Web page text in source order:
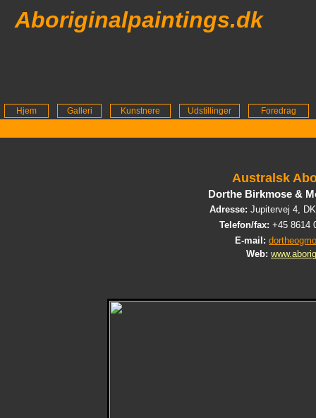
Aboriginalpaintings.dk
Hjem Galleri Kunstnere Udstillinger Foredrag
Australsk
Dorthe Birkmose &
Adresse: Jupitervej 4,
Telefon/fax: +45 8614
E-mail:
Web: